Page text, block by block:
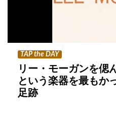
TAP the DAY
リー・モーガンを偲
という楽器を最もか
足跡